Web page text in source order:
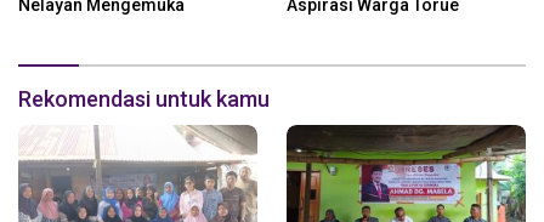
Nelayan Mengemuka Aspirasi Warga Torue
Rekomendasi untuk kamu